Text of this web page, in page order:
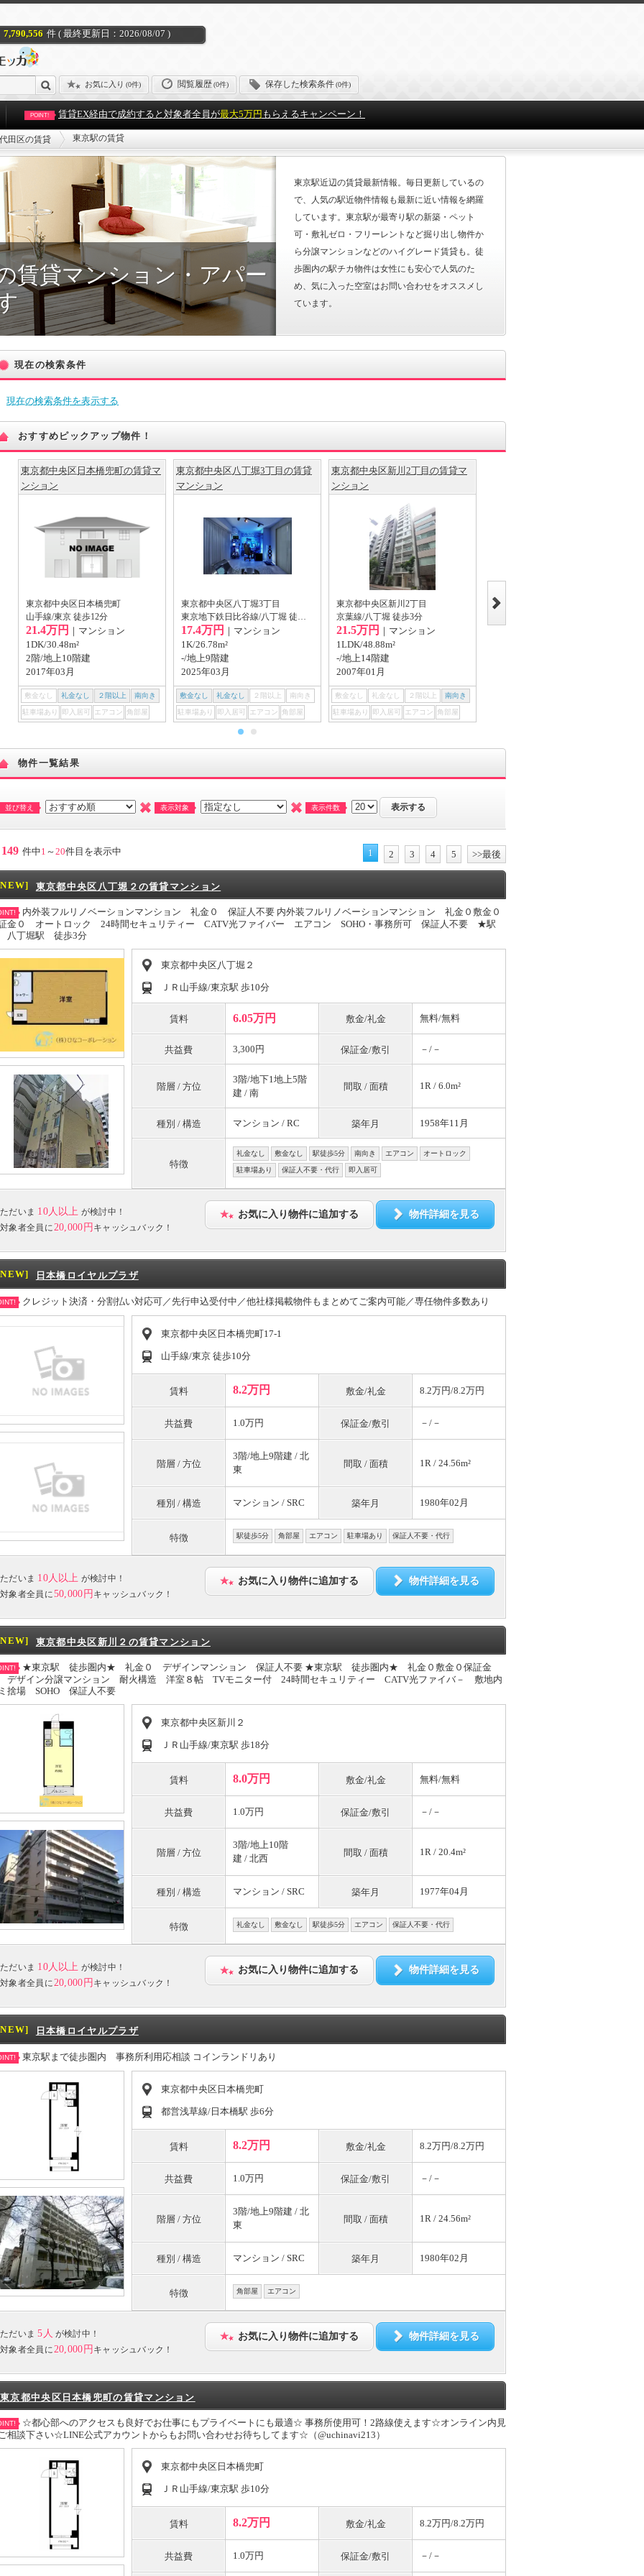
7,790,556 件 ( 最終更新日：2026/08/07 )
お気に入り (0件) 閲覧履歴(0件) 保存した検索条件(0件)
POINT! 賃貸EX経由で成約すると対象者全員が最大5万円 もらえるキャンペーン！
田区の賃貸 東京駅の賃貸
賃貸マンション・アパー
東京駅近辺の賃貸最新情報。毎日更新しているの
で、人気の駅近物件情報も最新に近い情報を網羅
しています。東京駅が最寄り駅の新築・ペット
可・敷礼ゼロ・フリーレントなど掘り出し物件か
ら分譲マンションなどのハイグレード賃貸も。徒
歩圏内の駅チカ物件は女性にも安心で人気のた
め、気に入った空室はお問い合わせをオススメし
ています。
現在の検索条件
現在の検索条件を表示する
おすすめピックアップ物件！
東京都中央区日本橋兜町の賃貸マ
ンション
東京都中央区日本橋兜町
山手線/東京 徒歩12分
21.4万円 ｜マンション
1DK/30.48m²
2階/地上10階建
2017年03月
敷金なし 礼金なし ２階以上 南向き
駐車場あり 即入居可 エアコン 角部屋
東京都中央区八丁堀3丁目の賃貸
マンション
東京都中央区八丁堀3丁目
東京地下鉄日比谷線/八丁堀 徒歩2分
17.4万円 ｜マンション
1K/26.78m²
-/地上9階建
2025年03月
敷金なし 礼金なし ２階以上 南向き
駐車場あり 即入居可 エアコン 角部屋
東京都中央区新川2丁目の賃貸マ
ンション
東京都中央区新川2丁目
京葉線/八丁堀 徒歩3分
21.5万円 ｜マンション
1LDK/48.88m²
-/地上14階建
2007年01月
敷金なし 礼金なし ２階以上 南向き
駐車場あり 即入居可 エアコン 角部屋
東京都中央区日本橋兜町
物件一覧結果
並び替え 表示対象 表示件数
149 件中1 ～ 20件目を表示中 1 2 3 4 5 >>最後
東京都中央区八丁堀２の賃貸マンション
内外装フルリノベーションマンション 礼金０ 保証人不要 内外装フルリノベーションマンション 礼金０敷金０
金０ オートロック 24時間セキュリティー CATV光ファイバー エアコン SOHO・事務所可 保証人不要 ★駅
八丁堀駅 徒歩3分
東京都中央区八丁堀２
ＪＲ山手線/東京駅 歩10分
賃料 6.05万円 敷金/礼金 無料/無料
共益費 3,300円 保証金/敷引 －/－
階層 / 方位
3階/地下1地上5階
建 / 南
間取 / 面積 1R / 6.0m²
種別 / 構造 マンション / RC 築年月 1958年11月
特徴
礼金なし 敷金なし 駅徒歩5分 南向き エアコン オートロック
駐車場あり 保証人不要・代行 即入居可
ただいま 10人以上 が検討中！
対象者全員に20,000円 キャッシュバック！
お気に入り物件に追加する 物件詳細を見る
日本橋ロイヤルプラザ
クレジット決済・分割払い対応可／先行申込受付中／他社様掲載物件もまとめてご案内可能／専任物件多数あり
東京都中央区日本橋兜町17-1
山手線/東京 徒歩10分
賃料 8.2万円 敷金/礼金 8.2万円/8.2万円
共益費 1.0万円 保証金/敷引 －/－
階層 / 方位
3階/地上9階建 / 北
東
間取 / 面積 1R / 24.56m²
種別 / 構造 マンション / SRC 築年月 1980年02月
特徴 駅徒歩5分 角部屋 エアコン 駐車場あり 保証人不要・代行
ただいま 10人以上 が検討中！
対象者全員に50,000円 キャッシュバック！
お気に入り物件に追加する 物件詳細を見る
東京都中央区新川２の賃貸マンション
★東京駅 徒歩圏内★ 礼金０ デザインマンション 保証人不要 ★東京駅 徒歩圏内★ 礼金０敷金０保証金
ザイン分譲マンション 耐火構造 洋室８帖 TVモニター付 24時間セキュリティー CATV光ファイバ－ 敷地内
捨場 SOHO 保証人不要
東京都中央区新川２
ＪＲ山手線/東京駅 歩18分
賃料 8.0万円 敷金/礼金 無料/無料
共益費 1.0万円 保証金/敷引 －/－
階層 / 方位
3階/地上10階
建 / 北西
間取 / 面積 1R / 20.4m²
種別 / 構造 マンション / SRC 築年月 1977年04月
特徴 礼金なし 敷金なし 駅徒歩5分 エアコン 保証人不要・代行
ただいま 10人以上 が検討中！
対象者全員に20,000円 キャッシュバック！
お気に入り物件に追加する 物件詳細を見る
日本橋ロイヤルプラザ
東京駅まで徒歩圏内 事務所利用応相談 コインランドリあり
東京都中央区日本橋兜町
都営浅草線/日本橋駅 歩6分
賃料 8.2万円 敷金/礼金 8.2万円/8.2万円
共益費 1.0万円 保証金/敷引 －/－
階層 / 方位
3階/地上9階建 / 北
東
間取 / 面積 1R / 24.56m²
種別 / 構造 マンション / SRC 築年月 1980年02月
特徴 角部屋 エアコン
ただいま 5人 が検討中！
対象者全員に 20,000円 キャッシュバック！
お気に入り物件に追加する 物件詳細を見る
東京都中央区日本橋兜町の賃貸マンション
☆都心部へのアクセスも良好でお仕事にもプライベートにも最適☆ 事務所使用可！2路線使えます☆オンライン内見
相談下さい☆LINE公式アカウントからもお問い合わせお待ちしてます☆（@uchinavi213）
東京都中央区日本橋兜町
ＪＲ山手線/東京駅 歩10分
賃料 8.2万円 敷金/礼金 8.2万円/8.2万円
共益費 1.0万円 保証金/敷引 －/－